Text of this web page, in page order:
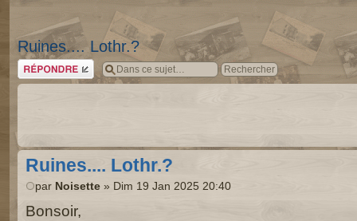
Ruines.... Lothr.?
Répondre
Ruines.... Lothr.?
par Noisette » Dim 19 Jan 2025 20:40
Bonsoir,